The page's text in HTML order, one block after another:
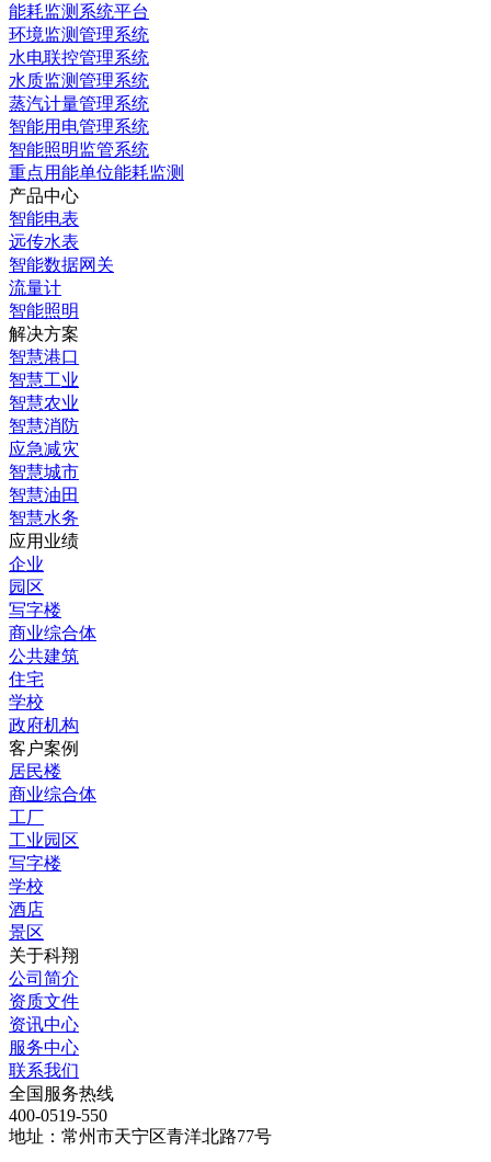
能耗监测系统平台
环境监测管理系统
水电联控管理系统
水质监测管理系统
蒸汽计量管理系统
智能用电管理系统
智能照明监管系统
重点用能单位能耗监测
产品中心
智能电表
远传水表
智能数据网关
流量计
智能照明
解决方案
智慧港口
智慧工业
智慧农业
智慧消防
应急减灾
智慧城市
智慧油田
智慧水务
应用业绩
企业
园区
写字楼
商业综合体
公共建筑
住宅
学校
政府机构
客户案例
居民楼
商业综合体
工厂
工业园区
写字楼
学校
酒店
景区
关于科翔
公司简介
资质文件
资讯中心
服务中心
联系我们
全国服务热线
400-0519-550
地址：常州市天宁区青洋北路77号